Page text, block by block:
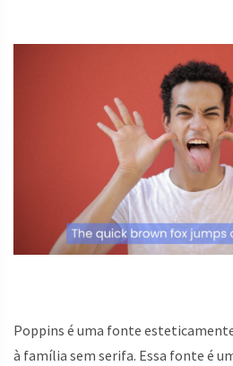
Poppins é uma fonte
à família sem serifa. Essa fonte é